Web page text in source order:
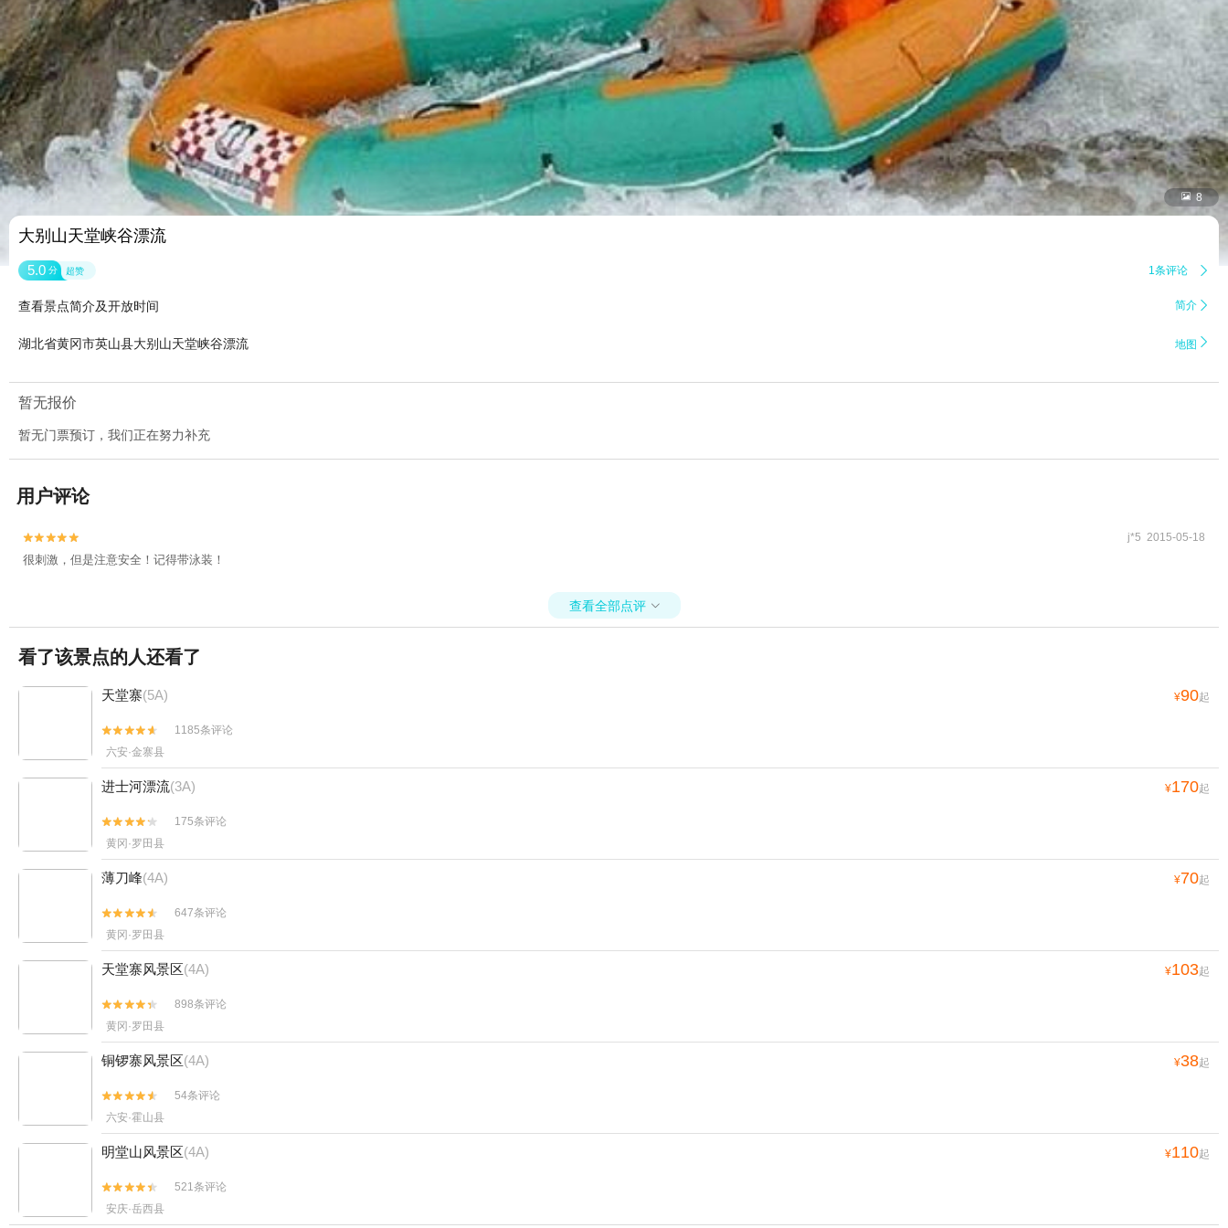
 8
大别山天堂峡谷漂流
5.0 分 超赞 1条评论 
查看景点简介及开放时间 简介 
湖北省黄冈市英山县大别山天堂峡谷漂流 地图 
暂无报价
暂无门票预订，我们正在努力补充
用户评论

 j*5 2015-05-18
很刺激，但是注意安全！记得带泳装！
查看全部点评 
看了该景点的人还看了
天堂寨(5A) ¥90起


1185条评论
六安·金寨县
进士河漂流(3A) ¥170起


175条评论
黄冈·罗田县
薄刀峰(4A) ¥70起


647条评论
黄冈·罗田县
天堂寨风景区(4A) ¥103起


898条评论
黄冈·罗田县
铜锣寨风景区(4A) ¥38起


54条评论
六安·霍山县
明堂山风景区(4A) ¥110起


521条评论
安庆·岳西县